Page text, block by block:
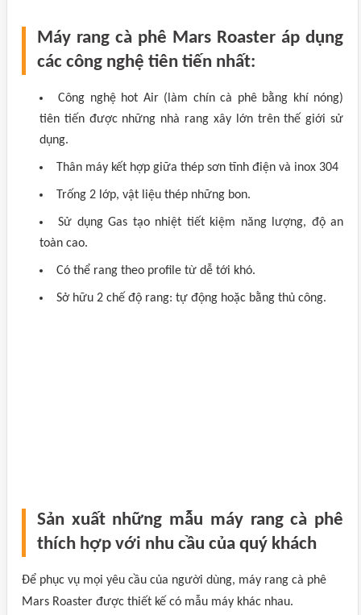
Máy rang cà phê Mars Roaster áp dụng
các công nghệ tiên tiến nhất:
Công nghệ hot Air (làm chín cà phê bằng khí nóng)
tiên tiến được những nhà rang xây lớn trên thế giới sử
dụng.
Thân máy kết hợp giữa thép sơn tĩnh điện và inox 304
Trống 2 lớp, vật liệu thép những bon.
Sử dụng Gas tạo nhiệt tiết kiệm năng lượng, độ an
toàn cao.
Có thể rang theo profile từ dễ tới khó.
Sở hữu 2 chế độ rang: tự động hoặc bằng thủ công.
Sản xuất những mẫu máy rang cà phê
thích hợp với nhu cầu của quý khách
Để phục vụ mọi yêu cầu của người dùng, máy rang cà phê
Mars Roaster được thiết kế có mẫu máy khác nhau.